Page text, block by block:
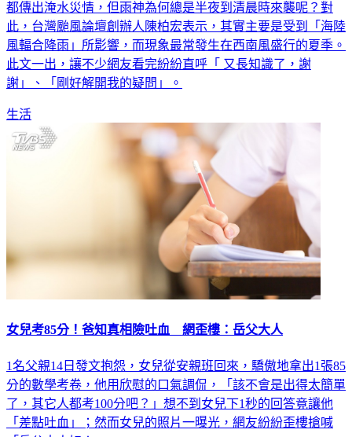
都傳出淹水災情，但雨神為何總是半夜到清晨時來襲呢？對
此，台灣颱風論壇創辦人陳柏宏表示，其實主要是受到「海陸
風輻合降雨」所影響，而現象最常發生在西南風盛行的夏季。
此文一出，讓不少網友看完紛紛直呼「 又長知識了，謝
謝」、「剛好解開我的疑問」。
生活
女兒考85分！爸知真相險吐血 網歪樓：岳父大人
1名父親14日發文抱怨，女兒從安親班回來，驕傲地拿出1張85
分的數學考卷，他用欣慰的口氣調侃，「該不會是出得太簡單
了，其它人都考100分吧？」想不到女兒下1秒的回答竟讓他
「差點吐血」；然而女兒的照片一曝光，網友紛紛歪樓搶喊